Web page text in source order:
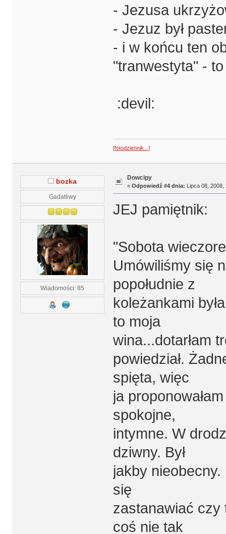
- Jezusa
- Jezuz był
- i w końcu ten
"tranwestyta" -
:devil:
[fotodziennik...]
bozka
Gadatliwy
Wiadomości: 85
Dowcipy
« Odpowiedź #4 dnia: Lipca 08, 2008,
JEJ pamiętnik:
"Sobota
Umówiliśmy się
popołudnie z
koleżankami
to moja
wina...dotarłam
powiedział.
spięta, więc
ja
spokojne,
intymne. W
dziwny. Był
jakby nieobecny.
się
zastanawiać czy
coś nie tak